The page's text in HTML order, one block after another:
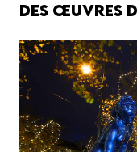
Des œuvres